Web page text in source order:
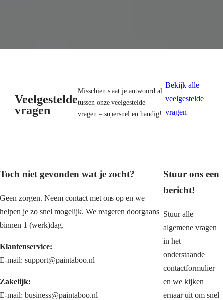
Veelgestelde
vragen
Misschien staat je antwoord al
tussen onze veelgestelde
vragen – supersnel en handig!
Bekijk alle
veelgestelde
vragen
Toch niet gevonden wat je zocht?
Geen zorgen. Neem contact met ons op en we
helpen je zo snel mogelijk. We reageren doorgaans
binnen 1 (werk)dag.
Klantenservice:
E-mail: support@paintaboo.nl
Zakelijk:
E-mail: business@paintaboo.nl
Stuur ons een
bericht!
Stuur alle
algemene vragen
in het
onderstaande
contactformulier
en we kijken
ernaar uit om snel